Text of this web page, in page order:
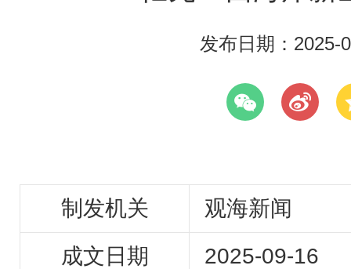
发布日期：2025-
制发机关
观海新闻
成文日期
2025-09-16